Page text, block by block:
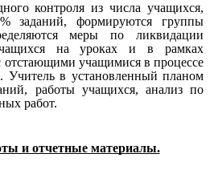
контроля из числа учащихся,
заданий, формируются группы
меры по ликвидации
на уроках и в рамках
отстающими учащимися в процессе
Учитель в установленный планом
работы учащихся, анализ по
работ.
и отчетные материалы.